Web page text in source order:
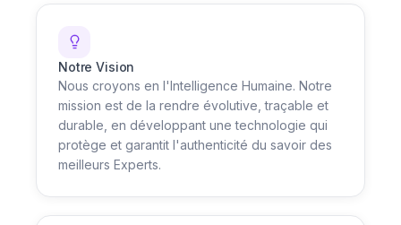
Notre Vision
Nous croyons en l'Intelligence Humaine. Notre
mission est de la rendre évolutive, traçable et
durable, en développant une technologie qui
protège et garantit l'authenticité du savoir des
meilleurs Experts.